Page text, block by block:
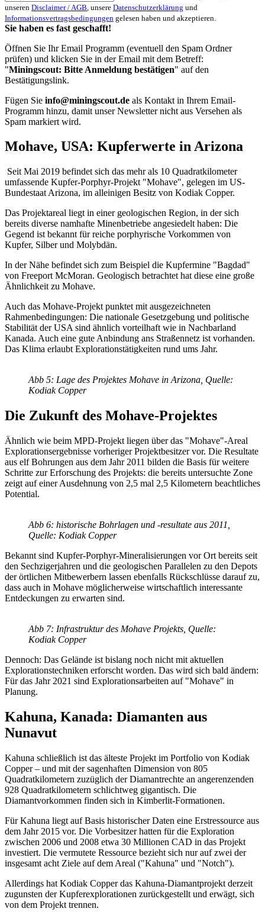
unseren Disclaimer / AGB , unsere Datenschutzerklärung und
Informationsvertragsbedingungen gelesen haben und akzeptieren.
Sie haben es fast geschafft!
Öffnen Sie Ihr Email Programm (eventuell den Spam Ordner
prüfen) und klicken Sie in der Email mit dem Betreff:
"Miningscout: Bitte Anmeldung bestätigen" auf den
Bestätigungslink.
Fügen Sie info@miningscout.de als Kontakt in Ihrem Email-
Programm hinzu, damit unser Newsletter nicht aus Versehen als
Spam markiert wird.
Mohave, USA: Kupferwerte in Arizona
Seit Mai 2019 befindet sich das mehr als 10 Quadratkilometer
umfassende Kupfer-Porphyr-Projekt "Mohave", gelegen im US-
Bundestaat Arizona, im alleinigen Besitz von Kodiak Copper.
Das Projektareal liegt in einer geologischen Region, in der sich
bereits diverse namhafte Minenbetriebe angesiedelt haben: Die
Gegend ist bekannt für reiche porphyrische Vorkommen von
Kupfer, Silber und Molybdän.
In der Nähe befindet sich zum Beispiel die Kupfermine "Bagdad"
von Freeport McMoran. Geologisch betrachtet hat diese eine große
Ähnlichkeit zu Mohave.
Auch das Mohave-Projekt punktet mit ausgezeichneten
Rahmenbedingungen: Die nationale Gesetzgebung und politische
Stabilität der USA sind ähnlich vorteilhaft wie in Nachbarland
Kanada. Auch eine gute Anbindung ans Straßennetz ist vorhanden.
Das Klima erlaubt Explorationstätigkeiten rund ums Jahr.
Abb 5: Lage des Projektes Mohave in Arizona, Quelle:
Kodiak Copper
Die Zukunft des Mohave-Projektes
Ähnlich wie beim MPD-Projekt liegen über das "Mohave"-Areal
Explorationsergebnisse vorheriger Projektbesitzer vor. Die Resultate
aus elf Bohrungen aus dem Jahr 2011 bilden die Basis für weitere
Schritte zur Erforschung des Projekts: die bereits untersuchte Zone
zeigt auf einer Ausdehnung von 2,5 mal 2,5 Kilometern beachtliches
Potential.
Abb 6: historische Bohrlagen und -resultate aus 2011,
Quelle: Kodiak Copper
Bekannt sind Kupfer-Porphyr-Mineralisierungen vor Ort bereits seit
den Sechzigerjahren und die geologischen Parallelen zu den Depots
der örtlichen Mitbewerbern lassen ebenfalls Rückschlüsse darauf zu,
dass auch in Mohave möglicherweise wirtschaftlich interessante
Entdeckungen zu erwarten sind.
Abb 7: Infrastruktur des Mohave Projekts, Quelle:
Kodiak Copper
Dennoch: Das Gelände ist bislang noch nicht mit aktuellen
Explorationstechniken erforscht worden. Das wird sich bald ändern:
Für das Jahr 2021 sind Explorationsarbeiten auf "Mohave" in
Planung.
Kahuna, Kanada: Diamanten aus
Nunavut
Kahuna schließlich ist das älteste Projekt im Portfolio von Kodiak
Copper – und mit der sagenhaften Dimension von 805
Quadratkilometern zuzüglich der Diamantrechte an angerenzenden
928 Quadratkilometern schlichtweg gigantisch. Die
Diamantvorkommen finden sich in Kimberlit-Formationen.
Für Kahuna liegt auf Basis historischer Daten eine Erstressource aus
dem Jahr 2015 vor. Die Vorbesitzer hatten für die Exploration
zwischen 2006 und 2008 etwa 30 Millionen CAD in das Projekt
investiert. Die vermutete Ressource bezieht sich nur auf zwei der
insgesamt acht Ziele auf dem Areal ("Kahuna" und "Notch").
Allerdings hat Kodiak Copper das Kahuna-Diamantprojekt derzeit
zugunsten der Kupferexplorationen zurückgestellt und erwägt, sich
von dem Projekt trennen.